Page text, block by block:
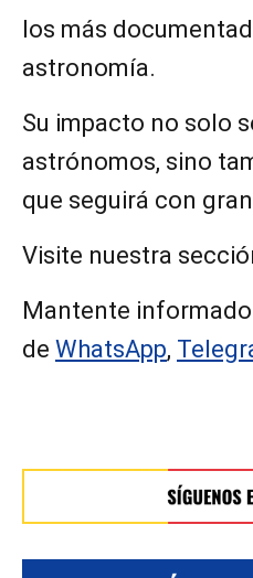
los más
astronomía.
Su impacto no solo
astrónomos, sino
que seguirá con
Visite nuestra
Mantente
de WhatsApp,